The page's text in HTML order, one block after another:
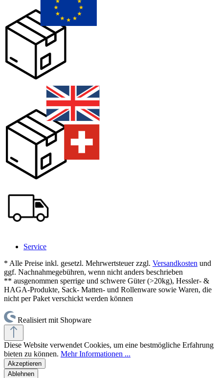
Service
* Alle Preise inkl. gesetzl. Mehrwertsteuer zzgl. Versandkosten und
ggf. Nachnahmegebühren, wenn nicht anders beschrieben
** ausgenommen sperrige und schwere Güter (>20kg), Hessler- &
HAGA-Produkte, Sack- Matten- und Rollenware sowie Waren, die
nicht per Paket verschickt werden können
Realisiert mit Shopware
Diese Website verwendet Cookies, um eine bestmögliche Erfahrung
bieten zu können. Mehr Informationen ...
Akzeptieren
Ablehnen